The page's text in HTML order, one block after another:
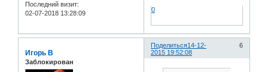
Последний визит:
02-07-2018 13:28:09
0
Поделиться 6
14-12-
2015 19:52:08
Игорь В
Заблокирован